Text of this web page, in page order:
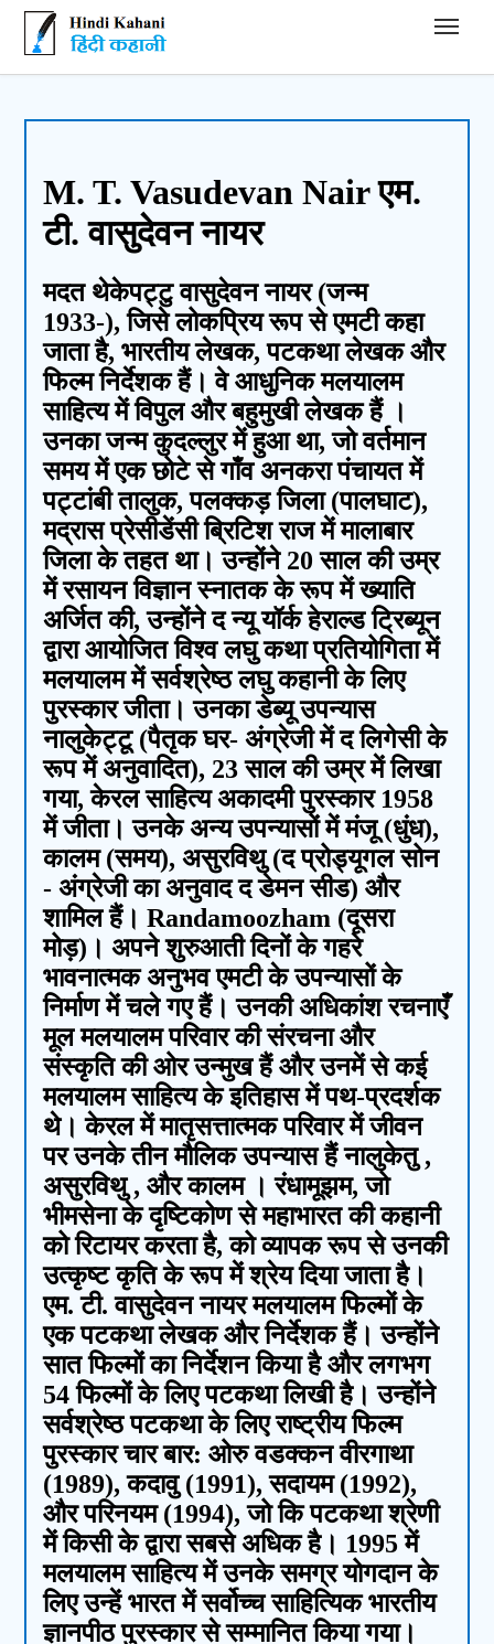
Hindi Kahani - हिंदी कहानी
M. T. Vasudevan Nair एम.
टी. वासुदेवन नायर
मदत थेकेपट्टु वासुदेवन नायर (जन्म
1933-), जिसे लोकप्रिय रूप से एमटी कहा
जाता है, भारतीय लेखक, पटकथा लेखक और
फिल्म निर्देशक हैं। वे आधुनिक मलयालम
साहित्य में विपुल और बहुमुखी लेखक हैं ।
उनका जन्म कुदल्लुर में हुआ था, जो वर्तमान
समय में एक छोटे से गाँव अनकरा पंचायत में
पट्टांबी तालुक, पलक्कड़ जिला (पालघाट),
मद्रास प्रेसीडेंसी ब्रिटिश राज में मालाबार
जिला के तहत था। उन्होंने 20 साल की उम्र
में रसायन विज्ञान स्नातक के रूप में ख्याति
अर्जित की, उन्होंने द न्यू यॉर्क हेराल्ड ट्रिब्यून
द्वारा आयोजित विश्व लघु कथा प्रतियोगिता में
मलयालम में सर्वश्रेष्ठ लघु कहानी के लिए
पुरस्कार जीता। उनका डेब्यू उपन्यास
नालुकेट्टू (पैतृक घर- अंग्रेजी में द लिगेसी के
रूप में अनुवादित), 23 साल की उम्र में लिखा
गया, केरल साहित्य अकादमी पुरस्कार 1958
में जीता। उनके अन्य उपन्यासों में मंजू (धुंध),
कालम (समय), असुरविथु (द प्रोड्यूगल सोन
- अंग्रेजी का अनुवाद द डेमन सीड) और
शामिल हैं। Randamoozham (दूसरा
मोड़)। अपने शुरुआती दिनों के गहरे
भावनात्मक अनुभव एमटी के उपन्यासों के
निर्माण में चले गए हैं। उनकी अधिकांश रचनाएँ
मूल मलयालम परिवार की संरचना और
संस्कृति की ओर उन्मुख हैं और उनमें से कई
मलयालम साहित्य के इतिहास में पथ-प्रदर्शक
थे। केरल में मातृसत्तात्मक परिवार में जीवन
पर उनके तीन मौलिक उपन्यास हैं नालुकेतु ,
असुरविथु , और कालम । रंधामूझम, जो
भीमसेना के दृष्टिकोण से महाभारत की कहानी
को रिटायर करता है, को व्यापक रूप से उनकी
उत्कृष्ट कृति के रूप में श्रेय दिया जाता है।
एम. टी. वासुदेवन नायर मलयालम फिल्मों के
एक पटकथा लेखक और निर्देशक हैं। उन्होंने
सात फिल्मों का निर्देशन किया है और लगभग
54 फिल्मों के लिए पटकथा लिखी है। उन्होंने
सर्वश्रेष्ठ पटकथा के लिए राष्ट्रीय फिल्म
पुरस्कार चार बार: ओरु वडक्कन वीरगाथा
(1989), कदावु (1991), सदायम (1992),
और परिनयम (1994), जो कि पटकथा श्रेणी
में किसी के द्वारा सबसे अधिक है। 1995 में
मलयालम साहित्य में उनके समग्र योगदान के
लिए उन्हें भारत में सर्वोच्च साहित्यिक भारतीय
ज्ञानपीठ पुरस्कार से सम्मानित किया गया।